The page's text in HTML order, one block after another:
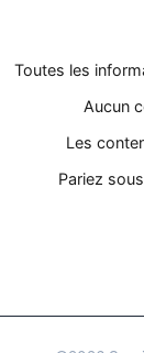
Toutes les
Aucun
Les
Pariez